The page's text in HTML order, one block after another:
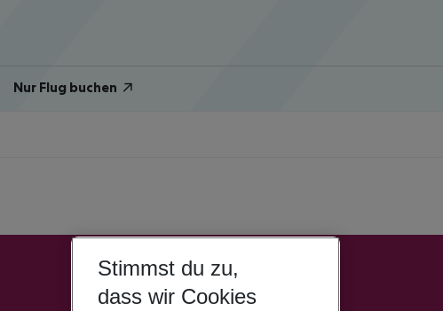
Nur Flug buchen
Stimmst du zu,
dass wir Cookies